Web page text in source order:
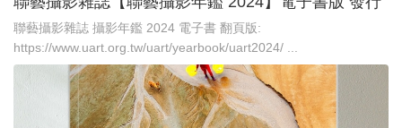
聯藝攝影雜誌 攝影年鑑 2024 電子書 翻頁版:
https://www.uart.org.tw/uart/yearbook/uart2024/ ...